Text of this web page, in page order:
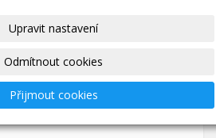
Upravit nastavení
Odmítnout cookies
Přijmout cookies